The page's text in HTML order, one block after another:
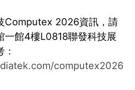
Computex 2026資訊，請
一館4樓L0818聯發科技展
computex2026